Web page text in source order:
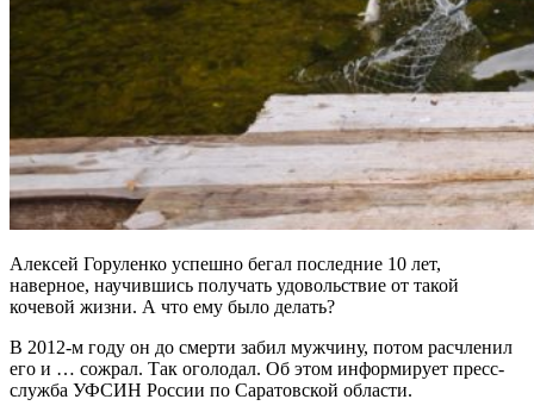
Алексей Горуленко успешно бегал последние 10 лет,
наверное, научившись получать удовольствие от такой
кочевой жизни. А что ему было делать?
В 2012-м году он до смерти забил мужчину, потом расчленил
его и … сожрал. Так оголодал. Об этом информирует пресс-
служба УФСИН России по Саратовской области.